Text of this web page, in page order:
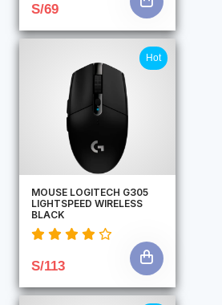
S/69
Hot
MOUSE LOGITECH G305
LIGHTSPEED WIRELESS
BLACK
S/113